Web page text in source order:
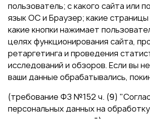
пользователь; с какого сайта или
язык ОС и Браузер; какие
какие кнопки нажимает
целях функционирования сайта,
ретаргетинга и проведения
исследований и обзоров. Если вы
ваши данные обрабатывались,
(требование ФЗ №152 ч. (9)
персональных данных на